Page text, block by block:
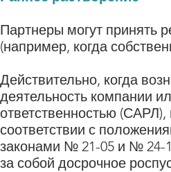
Партнеры могут принять
(например, когда
Действительно, когда
деятельность компании
ответственностью (САРЛ),
соответствии с
законами № 21-05 и № 24-
за собой досрочное